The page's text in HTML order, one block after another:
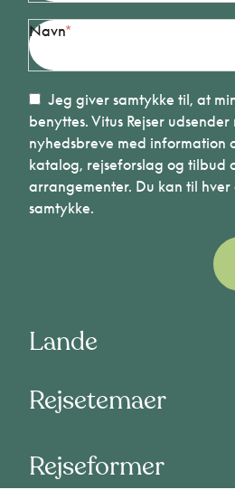
Navn
Jeg giver samtykke til, at
benyttes. Vitus Rejser
nyhedsbreve med information
katalog, rejseforslag og tilbud
arrangementer. Du kan til
samtykke.
Lande
Rejsetemaer
Rejseformer